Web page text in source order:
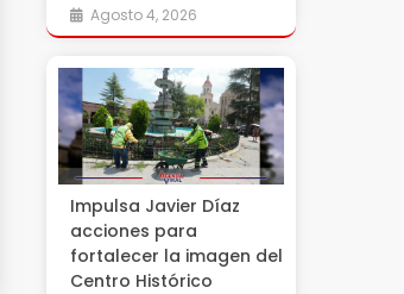
Agosto 4, 2026
Impulsa Javier Díaz
acciones para
fortalecer la imagen del
Centro Histórico